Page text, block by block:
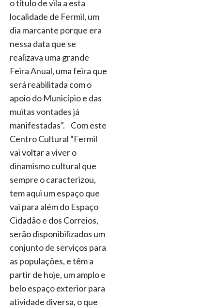
o título de vila a esta
localidade de Fermil, um
dia marcante porque era
nessa data que se
realizava uma grande
Feira Anual, uma feira que
será reabilitada com o
apoio do Município e das
muitas vontades já
manifestadas”. Com este
Centro Cultural “Fermil
vai voltar a viver o
dinamismo cultural que
sempre o caracterizou,
tem aqui um espaço que
vai para além do Espaço
Cidadão e dos Correios,
serão disponibilizados um
conjunto de serviços para
as populações, e têm a
partir de hoje, um amplo e
belo espaço exterior para
atividade diversa, o que